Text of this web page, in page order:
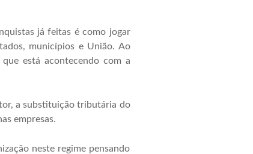
já feitas é como jogar
municípios e União. Ao
está acontecendo com a
a substituição tributária do
empresas.
neste regime pensando